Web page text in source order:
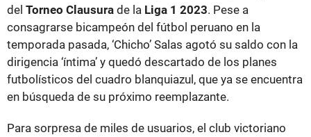
del Torneo Clausura de la Liga 1 2023. Pese a
consagrarse bicampeón del fútbol peruano en la
temporada pasada, ‘Chicho’ Salas agotó su saldo con la
dirigencia ‘íntima’ y quedó descartado de los planes
futbolísticos del cuadro blanquiazul, que ya se encuentra
en búsqueda de su próximo reemplazante.
Para sorpresa de miles de usuarios, el club victoriano